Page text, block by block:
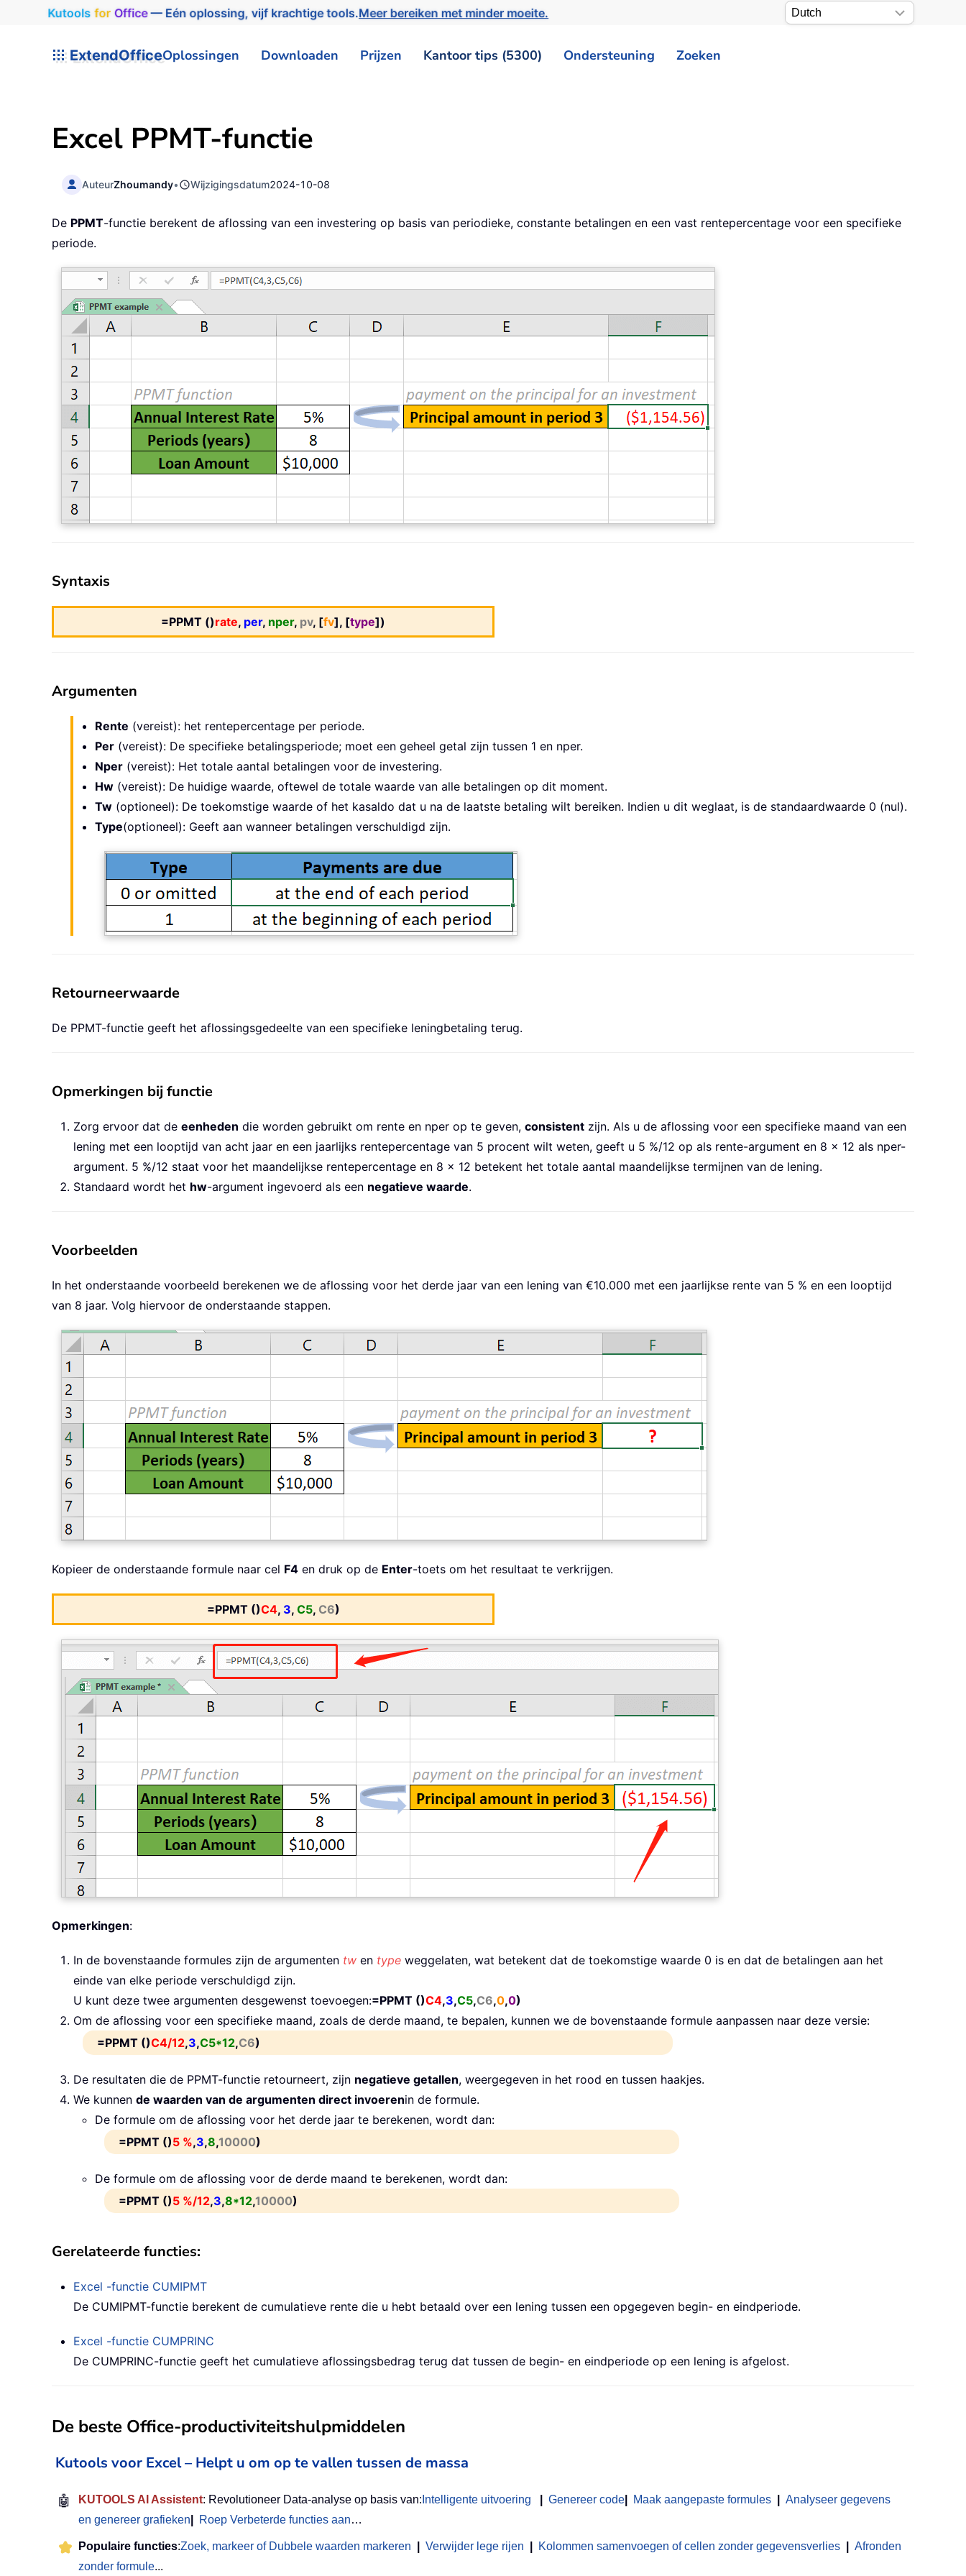
Kutools for Office— Eén oplossing, vijf krachtige tools.Meer bereiken met minder moeite.
ExtendOfficeOplossingen Downloaden Prijzen Kantoor tips (5300) Ondersteuning Zoeken
Excel PPMT-functie
AuteurZhoumandy• Wijzigingsdatum2024-10-08
De PPMT-functie berekent de aflossing van een investering op basis van periodieke, constante betalingen en een vast rentepercentage voor een specifieke
periode.
Syntaxis
=PPMT ()rate, per, nper, pv, [fv], [type])
Argumenten
Rente (vereist): het rentepercentage per periode.
Per (vereist): De specifieke betalingsperiode; moet een geheel getal zijn tussen 1 en nper.
Nper (vereist): Het totale aantal betalingen voor de investering.
Hw (vereist): De huidige waarde, oftewel de totale waarde van alle betalingen op dit moment.
Tw (optioneel): De toekomstige waarde of het kasaldo dat u na de laatste betaling wilt bereiken. Indien u dit weglaat, is de standaardwaarde 0 (nul).
Type(optioneel): Geeft aan wanneer betalingen verschuldigd zijn.
Retourneerwaarde
De PPMT-functie geeft het aflossingsgedeelte van een specifieke leningbetaling terug.
Opmerkingen bij functie
Zorg ervoor dat de eenheden die worden gebruikt om rente en nper op te geven, consistent zijn. Als u de aflossing voor een specifieke maand van een
lening met een looptijd van acht jaar en een jaarlijks rentepercentage van 5 procent wilt weten, geeft u 5 %/12 op als rente-argument en 8 × 12 als nper-
argument. 5 %/12 staat voor het maandelijkse rentepercentage en 8 × 12 betekent het totale aantal maandelijkse termijnen van de lening.
Standaard wordt het hw-argument ingevoerd als een negatieve waarde.
Voorbeelden
In het onderstaande voorbeeld berekenen we de aflossing voor het derde jaar van een lening van €10.000 met een jaarlijkse rente van 5 % en een looptijd
van 8 jaar. Volg hiervoor de onderstaande stappen.
Kopieer de onderstaande formule naar cel F4 en druk op de Enter-toets om het resultaat te verkrijgen.
=PPMT ()C4, 3, C5, C6)
Opmerkingen:
In de bovenstaande formules zijn de argumenten tw en type weggelaten, wat betekent dat de toekomstige waarde 0 is en dat de betalingen aan het
einde van elke periode verschuldigd zijn.
U kunt deze twee argumenten desgewenst toevoegen:=PPMT ()C4,3,C5,C6,0,0)
Om de aflossing voor een specifieke maand, zoals de derde maand, te bepalen, kunnen we de bovenstaande formule aanpassen naar deze versie:
=PPMT ()C4/12,3,C5*12,C6)
De resultaten die de PPMT-functie retourneert, zijn negatieve getallen, weergegeven in het rood en tussen haakjes.
We kunnen de waarden van de argumenten direct invoerenin de formule.
De formule om de aflossing voor het derde jaar te berekenen, wordt dan:
=PPMT ()5 %,3,8,10000)
De formule om de aflossing voor de derde maand te berekenen, wordt dan:
=PPMT ()5 %/12,3,8*12,10000)
Gerelateerde functies:
Excel -functie CUMIPMT
De CUMIPMT-functie berekent de cumulatieve rente die u hebt betaald over een lening tussen een opgegeven begin- en eindperiode.
Excel -functie CUMPRINC
De CUMPRINC-functie geeft het cumulatieve aflossingsbedrag terug dat tussen de begin- en eindperiode op een lening is afgelost.
De beste Office-productiviteitshulpmiddelen
Kutools voor Excel – Helpt u om op te vallen tussen de massa
🤖 KUTOOLS AI Assistent: Revolutioneer Data-analyse op basis van: Intelligente uitvoering Genereer code Maak aangepaste formules
Analyseer gegevens
en genereer grafieken
Roep Verbeterde functies aan…
Populaire functies:Zoek, markeer of Dubbele waarden markeren Verwijder lege rijen Kolommen samenvoegen of cellen zonder gegevensverlies
Afronden
zonder formule...